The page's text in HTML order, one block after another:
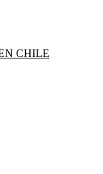
CHILE